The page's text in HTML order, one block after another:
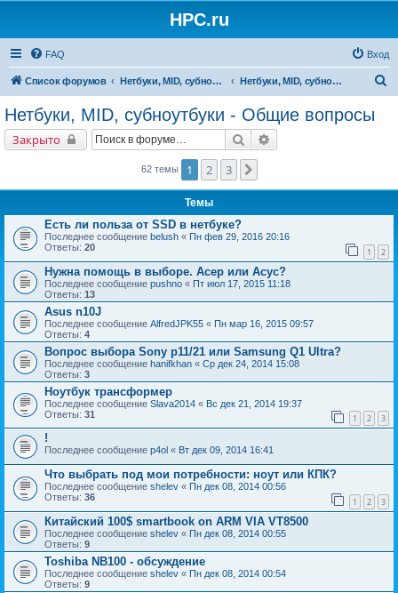
HPC.ru
FAQ Вход
Список форумов Нетбуки, MID, субноутбуки Нетбуки, MID, субноутбуки - Общие вопросы
Нетбуки, MID, субноутбуки - Общие вопросы
Закрыто Поиск
62 темы 1 2 3
Темы
Есть ли польза от SSD в нетбуке?
Последнее сообщение belush « Пн фев 29, 2016 20:16
Ответы: 20 1 2
Нужна помощь в выборе. Асер или Асус?
Последнее сообщение pushno « Пт июл 17, 2015 11:18
Ответы: 13
Asus n10J
Последнее сообщение AlfredJPK55 « Пн мар 16, 2015 09:57
Ответы: 4
Вопрос выбора Sony p11/21 или Samsung Q1 Ultra?
Последнее сообщение hanifkhan « Ср дек 24, 2014 15:08
Ответы: 3
Ноутбук трансформер
Последнее сообщение Slava2014 « Вс дек 21, 2014 19:37
Ответы: 31 1 2 3
!
Последнее сообщение p4ol « Вт дек 09, 2014 16:41
Что выбрать под мои потребности: ноут или КПК?
Последнее сообщение shelev « Пн дек 08, 2014 00:56
Ответы: 36 1 2 3
Китайский 100$ smartbook on ARM VIA VT8500
Последнее сообщение shelev « Пн дек 08, 2014 00:55
Ответы: 9
Toshiba NB100 - обсуждение
Последнее сообщение shelev « Пн дек 08, 2014 00:54
Ответы: 9